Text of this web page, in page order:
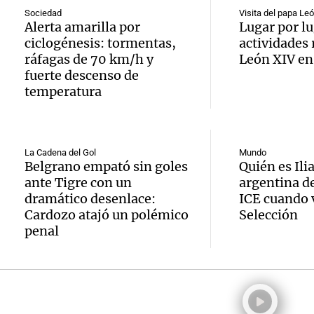
nieve
Panorama
Episodios
ley
Viva la
Episodios
La
Episodios
Audio.
caer a
de 17
en
Episodios
del
el
Chery
Audio.
Audio.
Sociedad
Alerta amarilla por
ciclogénesis: tormentas,
ráfagas de 70 km/h y
fuerte descenso de
temperatura
Visita del papa
Lugar por
actividades
León XIV
La Cadena del Gol
Belgrano empató sin goles
ante Tigre con un
dramático desenlace:
Cardozo atajó un polémico
penal
Mundo
Quién es
argentina
ICE cuando
Selección